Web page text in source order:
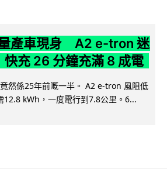
產車現身 A2 e-tron 迷
充 26 分鐘充滿 8 成電
然係25年前嘅一半。 A2 e-tron 風阻低
12.8 kWh，一度電行到7.8公里。6...